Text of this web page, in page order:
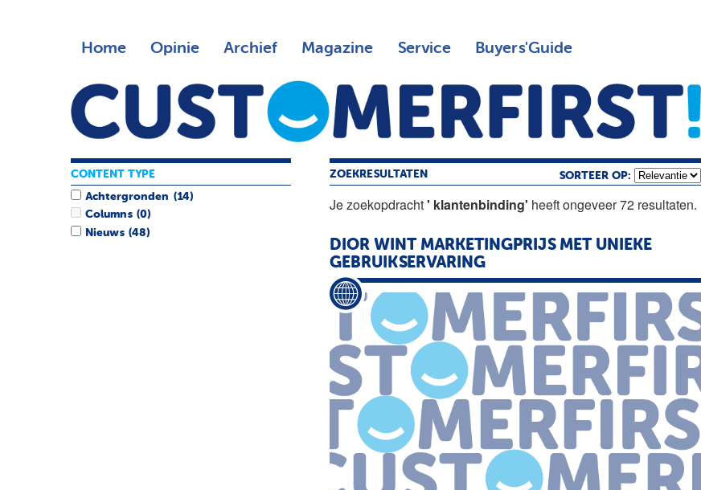
Home Opinie Archief Magazine Service Buyers'Guide
ZOEKRESULTATEN SORTEER OP:
Je zoekopdracht' klantenbinding' heeft ongeveer 72 resultaten.
DIOR WINT MARKETINGPRIJS MET UNIEKE
GEBRUIKSERVARING
CONTENT TYPE
Achtergronden (14)
Columns (0)
Nieuws (48)